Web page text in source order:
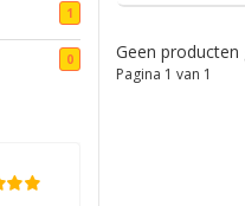
1
0 Geen producten
Pagina 1 van 1